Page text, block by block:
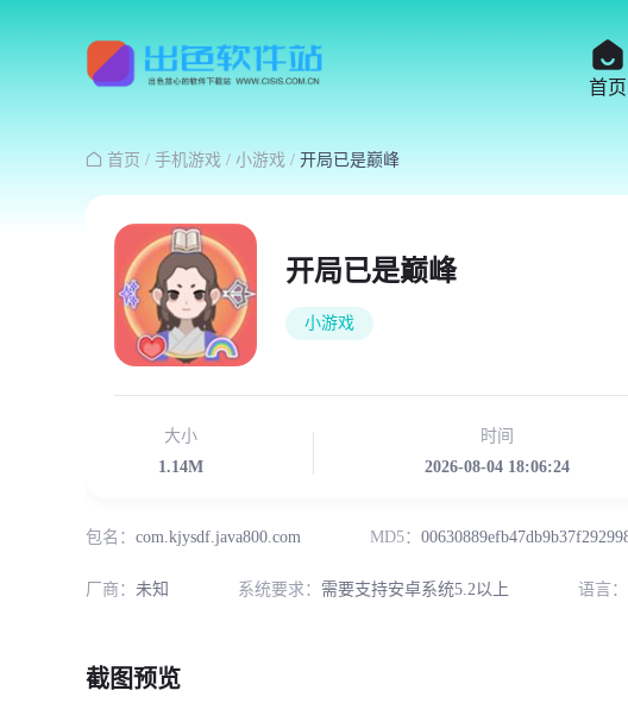
首页
 首页 / 手机游戏 / 小游戏 / 开局已是巅峰
开局已是巅峰
小游戏
大小
1.14M
时间
2026-08-04 18:06:24
包名： com.kjysdf.java800.com MD5：
厂商： 未知 系统要求： 需要支持安卓系统5.2以上 语言：
截图预览